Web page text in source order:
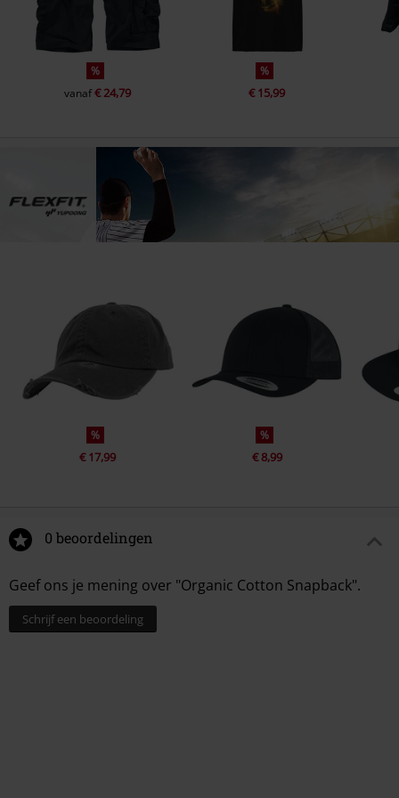
%
vanaf€ 24,79
%
€ 15,99
%
€ 17,99
%
€ 8,99
0 beoordelingen
Geef ons je mening over "Organic Cotton Snapback".
Schrijf een beoordeling